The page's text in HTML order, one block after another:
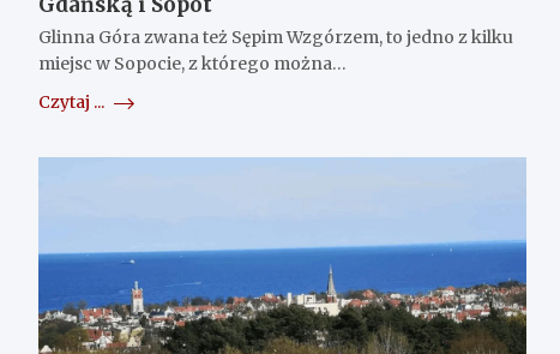
Glinna Góra zwana też Sępim Wzgórzem, to jedno z kilku
miejsc w Sopocie, z którego można…
Czytaj ...